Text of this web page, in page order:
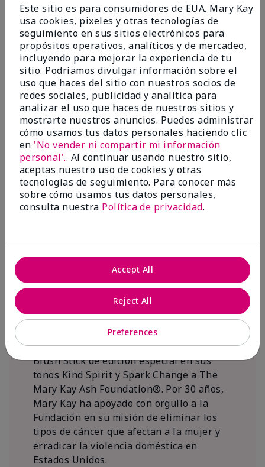
Más de $18 millones donados a nivel
global desde 2008 para impulsar la
investigación contra el cáncer, erradicar
la violencia doméstica, promover el
empoderamiento económico y
transformar comunidades.
Juntas hacemos la diferencia.
Únete al programa global El rosa cambia
vidas® de Mary Kay y ayuda a cambiar la
vida de mujeres y sus familias en todo el
mundo. En Estados Unidos, del 26 de abril
al 15 de noviembre de 2026, Mary Kay Inc.
donará $1 de cada venta del Mary Kay®
Blush Stick de edición especial en sus
tonos Kind Spirit y Spark Change a The
Mary Kay Ash Foundation®. Por 30 años,
Mary Kay ha apoyado con orgullo a la
Fundación en su misión de eliminar los
tipos de cáncer que afectan a la mujer y
erradicar la violencia doméstica en
Estados Unidos.
Este sitio es para consumidores de EUA. Mary Kay
usa cookies, pixeles y otras tecnologías de
seguimiento en sus sitios electrónicos para
propósitos operativos, analíticos y de mercadeo,
incluyendo para mejorar la experiencia de tu
sitio. Podríamos divulgar información sobre el
uso que haces del sitio con nuestros socios de
redes sociales, publicidad y analítica para
analizar el uso que haces de nuestros sitios y
mostrarte nuestros anuncios. Puedes administrar
cómo usamos tus datos personales haciendo clic
en 'No vender ni compartir mi información
personal'.. Al continuar usando nuestro sitio,
aceptas nuestro uso de cookies y otras
tecnologías de seguimiento. Para conocer más
sobre cómo usamos tus datos personales,
consulta nuestra Política de privacidad.
Preferences
Reject All
Accept All